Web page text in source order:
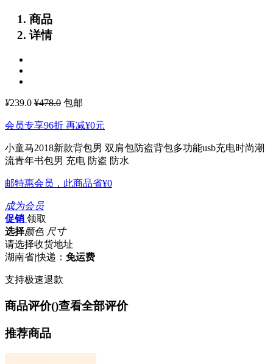
商品
详情
¥239.0 ¥478.0 包邮
会员专享96折 再减¥0元
小童马2018新款背包男 双肩包防盗背包多功能usb充电时尚潮
流青年书包男 充电 防盗 防水
邮特惠会员，此商品省¥0
成为会员
促销 领取
选择颜色 尺寸
请选择收货地址
湖南省|快递： 免运费
支持极速退款
商品评价()查看全部评价
推荐商品